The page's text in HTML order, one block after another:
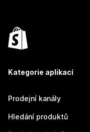
Kategorie aplikací
Prodejní kanály
Hledání produktů